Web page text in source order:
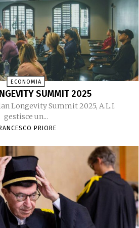
ECONOMIA
SUMMIT 2025
Longevity Summit 2025, A.L.I.
gestisce un...
PRIORE